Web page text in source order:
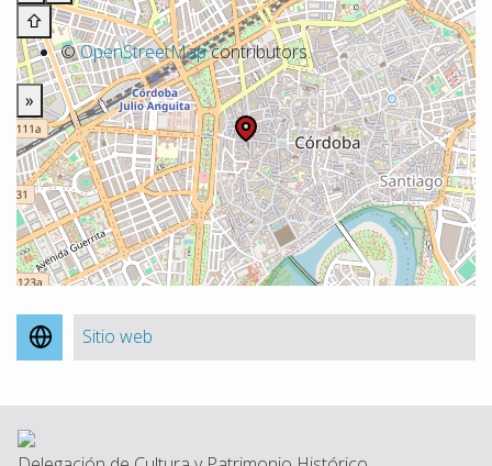
⇧
©OpenStreetMapcontributors.
»
Sitio web